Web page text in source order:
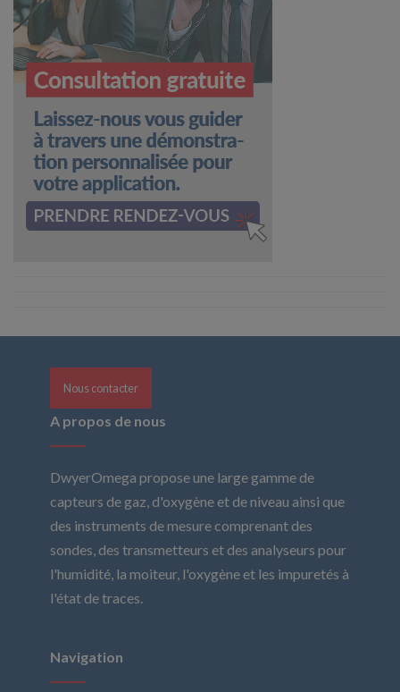
Nous contacter
A propos de nous
DwyerOmega propose une large gamme de
capteurs de gaz, d'oxygène et de niveau ainsi que
des instruments de mesure comprenant des
sondes, des transmetteurs et des analyseurs pour
l'humidité, la moiteur, l'oxygène et les impuretés à
l'état de traces.
Navigation